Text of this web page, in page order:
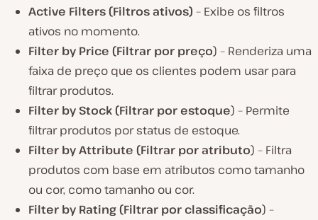
Active Filters (Filtros ativos) – Exibe os filtros
ativos no momento.
Filter by Price (Filtrar por preço) – Renderiza uma
faixa de preço que os clientes podem usar para
filtrar produtos.
Filter by Stock (Filtrar por estoque) – Permite
filtrar produtos por status de estoque.
Filter by Attribute (Filtrar por atributo) – Filtra
produtos com base em atributos como tamanho
ou cor, como tamanho ou cor.
Filter by Rating (Filtrar por classificação) –